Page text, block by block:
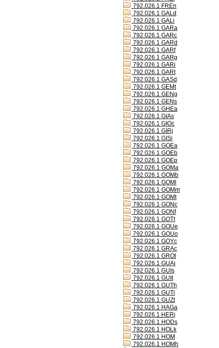
792.026.1 FREn
792.026.1 GALd
792.026.1 GALi
792.026.1 GARa
792.026.1 GARc
792.026.1 GARd
792.026.1 GARf
792.026.1 GARg
792.026.1 GARi
792.026.1 GARt
792.026.1 GASd
792.026.1 GEMt
792.026.1 GENg
792.026.1 GENs
792.026.1 GHEa
792.026.1 GIAs
792.026.1 GIOc
792.026.1 GIRj
792.026.1 GISi
792.026.1 GOEa
792.026.1 GOEb
792.026.1 GOEp
792.026.1 GOMa
792.026.1 GOMb
792.026.1 GOMl
792.026.1 GOMm
792.026.1 GOMt
792.026.1 GONc
792.026.1 GONf
792.026.1 GOTt
792.026.1 GOUe
792.026.1 GOUo
792.026.1 GOYc
792.026.1 GRAc
792.026.1 GROt
792.026.1 GUAi
792.026.1 GUIs
792.026.1 GUIt
792.026.1 GUTh
792.026.1 GUTi
792.026.1 GUZt
792.026.1 HAGa
792.026.1 HERj
792.026.1 HODs
792.026.1 HOLk
792.026.1 HOM
792.026.1 HOMh